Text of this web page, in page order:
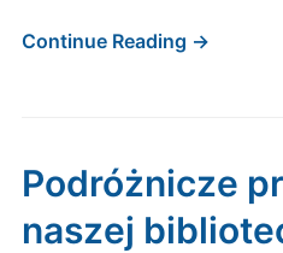
Continue Reading →
Podróżnicze
naszej